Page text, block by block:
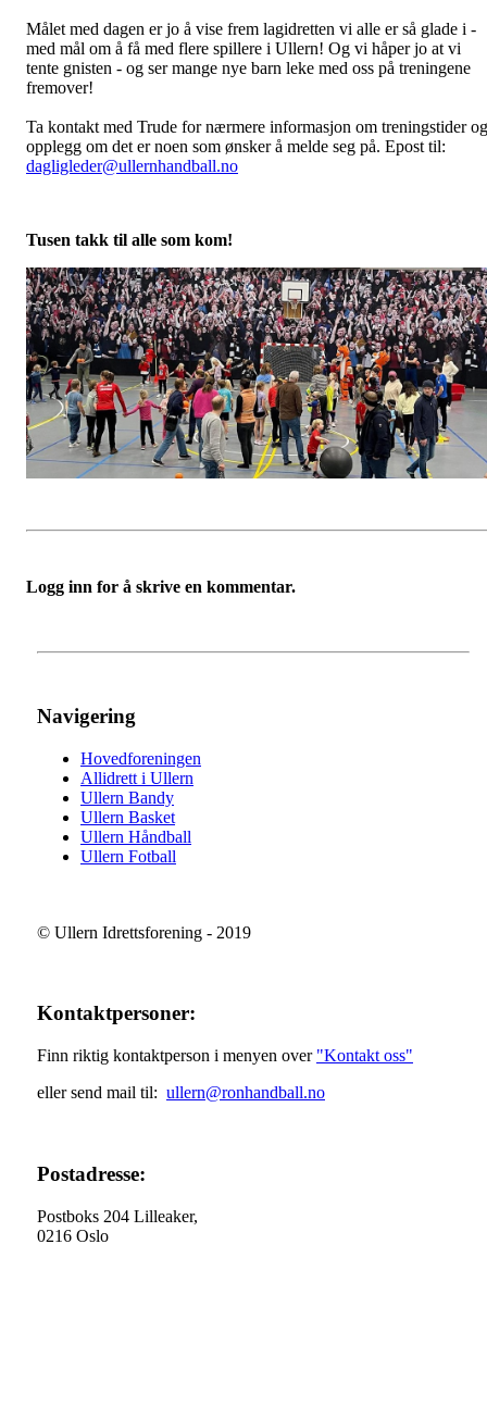
Målet med dagen er jo å vise frem lagidretten vi alle er så glade i -
med mål om å få med flere spillere i Ullern! Og vi håper jo at vi
tente gnisten - og ser mange nye barn leke med oss på treningene
fremover!
Ta kontakt med Trude for nærmere informasjon om treningstider og
opplegg om det er noen som ønsker å melde seg på. Epost til:
dagligleder@ullernhandball.no
Tusen takk til alle som kom!
Logg inn for å skrive en kommentar.
Navigering
Hovedforeningen
Allidrett i Ullern
Ullern Bandy
Ullern Basket
Ullern Håndball
Ullern Fotball
© Ullern Idrettsforening - 2019
Kontaktpersoner:
Finn riktig kontaktperson i menyen over "Kontakt oss"
eller send mail til: ullern@ronhandball.no
Postadresse:
Postboks 204 Lilleaker,
0216 Oslo